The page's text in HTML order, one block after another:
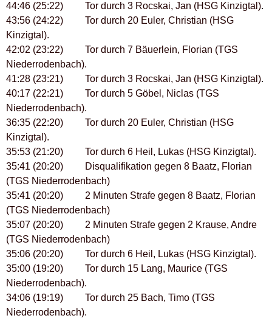
44:46 (25:22) Tor durch 3 Rocskai, Jan (HSG Kinzigtal).
43:56 (24:22) Tor durch 20 Euler, Christian (HSG
Kinzigtal).
42:02 (23:22) Tor durch 7 Bäuerlein, Florian (TGS
Niederrodenbach).
41:28 (23:21) Tor durch 3 Rocskai, Jan (HSG Kinzigtal).
40:17 (22:21) Tor durch 5 Göbel, Niclas (TGS
Niederrodenbach).
36:35 (22:20) Tor durch 20 Euler, Christian (HSG
Kinzigtal).
35:53 (21:20) Tor durch 6 Heil, Lukas (HSG Kinzigtal).
35:41 (20:20) Disqualifikation gegen 8 Baatz, Florian
(TGS Niederrodenbach)
35:41 (20:20) 2 Minuten Strafe gegen 8 Baatz, Florian
(TGS Niederrodenbach)
35:07 (20:20) 2 Minuten Strafe gegen 2 Krause, Andre
(TGS Niederrodenbach)
35:06 (20:20) Tor durch 6 Heil, Lukas (HSG Kinzigtal).
35:00 (19:20) Tor durch 15 Lang, Maurice (TGS
Niederrodenbach).
34:06 (19:19) Tor durch 25 Bach, Timo (TGS
Niederrodenbach).